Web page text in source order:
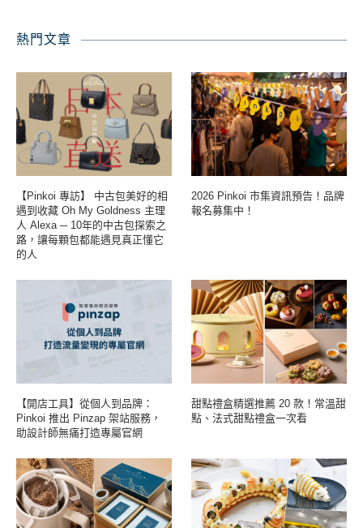
熱門文章
【Pinkoi 專訪】 中古包美好的相
遇到收藏 Oh My Goldness 主理
人 Alexa ─ 10年的中古包探索之
路，讓每顆包都能遇見真正懂它
的人
2026 Pinkoi 市集資訊預告！品牌
報名募集中！
【開店工具】從個人到品牌：
Pinkoi 推出 Pinzap 架站服務，
助設計師無痛打造專屬官網
甜點禮盒精選推薦 20 款！常溫甜
點、法式甜點禮盒一次看